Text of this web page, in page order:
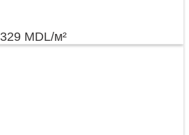
329 MDL/м²